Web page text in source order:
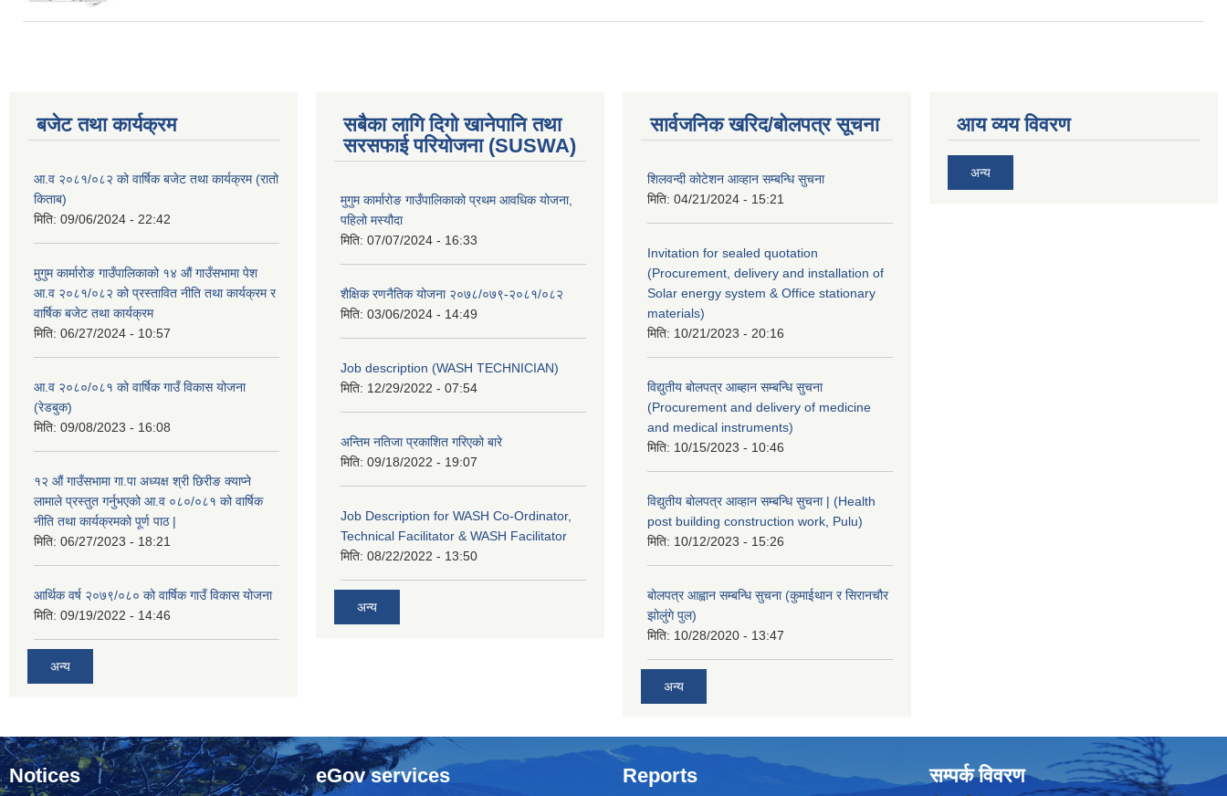
बजेट तथा कार्यक्रम
आ.व २०८१/०८२ को वार्षिक बजेट तथा कार्यक्रम (रातो
किताब)
मिति: 09/06/2024 - 22:42
मुगुम कार्मारोङ गाउँपालिकाको १४ औं गाउँसभामा पेश
आ.व २०८१/०८२ को प्रस्तावित नीति तथा कार्यक्रम र
वार्षिक बजेट तथा कार्यक्रम
मिति: 06/27/2024 - 10:57
आ.व २०८०/०८१ को वार्षिक गाउँ विकास योजना
(रेडबुक)
मिति: 09/08/2023 - 16:08
१२ औं गाउँसभामा गा.पा अध्यक्ष श्री छिरीङ क्याप्ने
लामाले प्रस्तुत गर्नुभएको आ.व ०८०/०८१ को वार्षिक
नीति तथा कार्यक्रमको पूर्ण पाठ |
मिति: 06/27/2023 - 18:21
आर्थिक वर्ष २०७९/०८० को वार्षिक गाउँ विकास योजना
मिति: 09/19/2022 - 14:46
अन्य
सबैका लागि दिगो खानेपानि तथा
सरसफाई परियोजना (SUSWA)
मुगुम कार्मारोङ गाउँपालिकाको प्रथम आवधिक योजना,
पहिलो मस्यौदा
मिति: 07/07/2024 - 16:33
शैक्षिक रणनैतिक योजना २०७८/०७९-२०८१/०८२
मिति: 03/06/2024 - 14:49
Job description (WASH TECHNICIAN)
मिति: 12/29/2022 - 07:54
अन्तिम नतिजा प्रकाशित गरिएको बारे
मिति: 09/18/2022 - 19:07
Job Description for WASH Co-Ordinator,
Technical Facilitator & WASH Facilitator
मिति: 08/22/2022 - 13:50
अन्य
सार्वजनिक खरिद/बोलपत्र सूचना
शिलवन्दी कोटेशन आव्हान सम्बन्धि सुचना
मिति: 04/21/2024 - 15:21
Invitation for sealed quotation
(Procurement, delivery and installation of
Solar energy system & Office stationary
materials)
मिति: 10/21/2023 - 20:16
विद्युतीय बोलपत्र आब्हान सम्बन्धि सुचना
(Procurement and delivery of medicine
and medical instruments)
मिति: 10/15/2023 - 10:46
विद्युतीय बोलपत्र आव्हान सम्बन्धि सुचना | (Health
post building construction work, Pulu)
मिति: 10/12/2023 - 15:26
बोलपत्र आह्वान सम्बन्धि सुचना (कुमाईथान र सिरानचौर
झोलुंगे पुल)
मिति: 10/28/2020 - 13:47
अन्य
आय व्यय विवरण
अन्य
Notices eGov services Reports सम्पर्क विवरण